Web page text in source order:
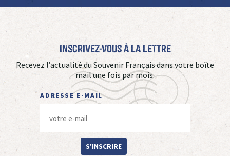
Inscrivez-vous à La Lettre
Recevez l’actualité du Souvenir Français dans votre boîte
mail une fois par mois.
ADRESSE E-MAIL
S'INSCRIRE